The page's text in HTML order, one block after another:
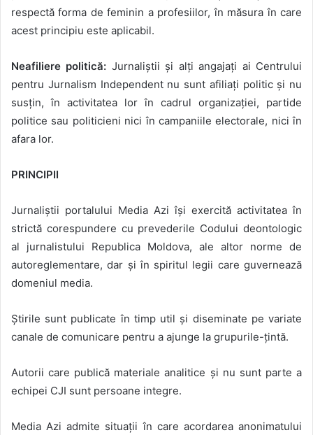
respectă forma de feminin a profesiilor, în măsura în care
acest principiu este aplicabil.
Neafiliere politică: Jurnaliștii și alți angajați ai Centrului
pentru Jurnalism Independent nu sunt afiliați politic și nu
susțin, în activitatea lor în cadrul organizației, partide
politice sau politicieni nici în campaniile electorale, nici în
afara lor.
PRINCIPII
Jurnaliștii portalului Media Azi își exercită activitatea în
strictă corespundere cu prevederile Codului deontologic
al jurnalistului Republica Moldova, ale altor norme de
autoreglementare, dar și în spiritul legii care guvernează
domeniul media.
Știrile sunt publicate în timp util și diseminate pe variate
canale de comunicare pentru a ajunge la grupurile-țintă.
Autorii care publică materiale analitice și nu sunt parte a
echipei CJI sunt persoane integre.
Media Azi admite situații în care acordarea anonimatului